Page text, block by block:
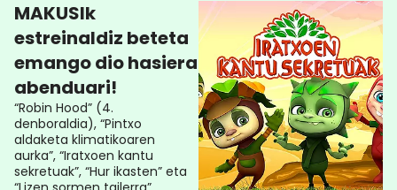
MAKUSIk
estreinaldiz beteta
emango dio hasiera
abenduari!
“Robin Hood” (4.
denboraldia), “Pintxo
aldaketa klimatikoaren
aurka”, “Iratxoen kantu
sekretuak”, “Hur ikasten” eta